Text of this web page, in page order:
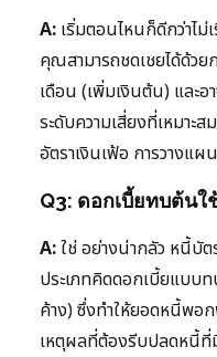
A: เริ่มตอนไหนก็ดีกว่าไ
คุณสามารถชดเชยได้ด้ว
เดือน (เพิ่มเงินต้น) และ
ระดับความเสี่ยงที่เหมาะ
อัตราเงินเฟ้อ การวางแ
Q3: ดอกเบี้ยทบต้นใ
A:ใช่ อย่างน่ากลัว หนี้บั
ประเภทคิดดอกเบี้ยแบบ
ค้าง) ซึ่งทำให้ยอดหนี้พอ
เหตุผลที่ต้องรีบปลดหนี้ที่